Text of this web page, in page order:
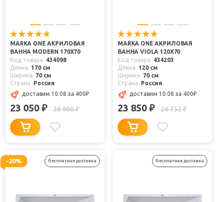
MARKA ONE АКРИЛОВАЯ
ВАННА MODERN 170X70
Код товара
434098
Длина
170 см
Ширина
70 см
Страна
Россия
доставим 10.08 за 400₽
23 050 ₽ 26 960₽
MARKA ONE АКРИЛОВАЯ
ВАННА VIOLA 120X70
Код товара
434203
Длина
120 см
Ширина
70 см
Страна
Россия
доставим 10.08 за 400₽
23 850 ₽ 26 752₽
-20% бесплатная доставка бесплатная доставка